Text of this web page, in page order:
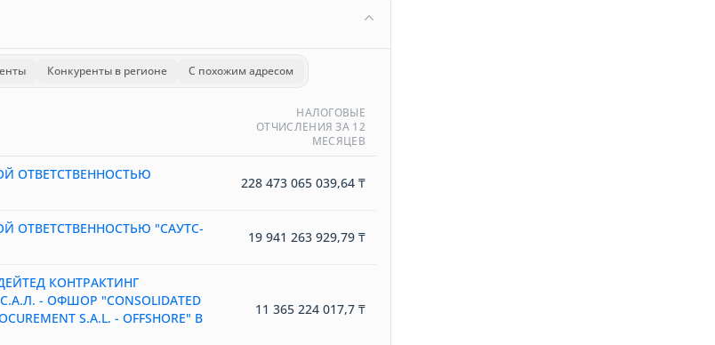
Конкуренты в регионе С похожим адресом
НАЛОГОВЫЕ
ОТЧИСЛЕНИЯ ЗА 12
МЕСЯЦЕВ
ОТВЕТСТВЕННОСТЬЮ
228 473 065 039,64 ₸
ОТВЕТСТВЕННОСТЬЮ "САУТС-
19 941 263 929,79 ₸
КОНТРАКТИНГ
- ОФШОР "CONSOLIDATED
S.A.L. - OFFSHORE" В
11 365 224 017,7 ₸